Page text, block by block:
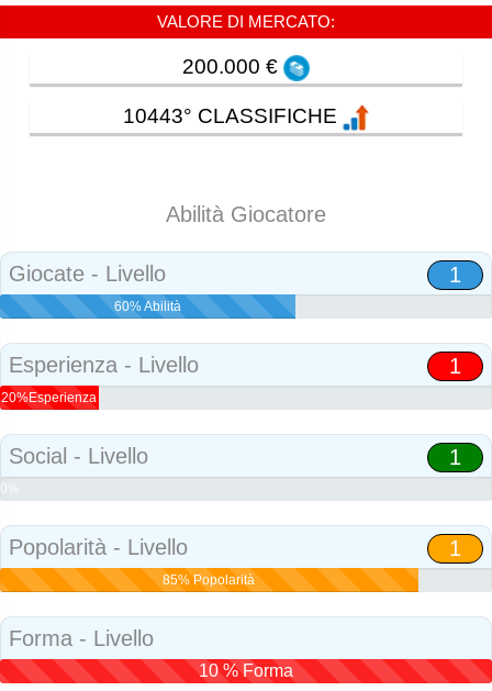
VALORE DI MERCATO:
200.000 €
10443° CLASSIFICHE
Abilità Giocatore
Giocate - Livello 1
60% Abilità
Esperienza - Livello 1
20%Esperienza
Social - Livello 1
0%
Popolarità - Livello 1
85% Popolarità
Forma - Livello
10 % Forma